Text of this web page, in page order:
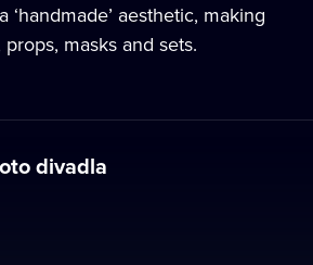
‘handmade’ aesthetic, making
masks and sets.
divadla